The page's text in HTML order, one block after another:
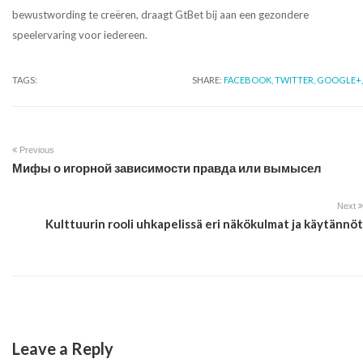
bewustwording te creëren, draagt GtBet bij aan een gezondere
speelervaring voor iedereen.
TAGS: SHARE: FACEBOOK, TWITTER, GOOGLE+,
Previous
Мифы о игорной зависимости правда или вымысел
Next
Kulttuurin rooli uhkapelissä eri näkökulmat ja käytännöt
Leave a Reply